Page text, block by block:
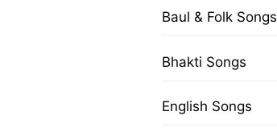
Baul & Folk Songs
Bhakti Songs
English Songs